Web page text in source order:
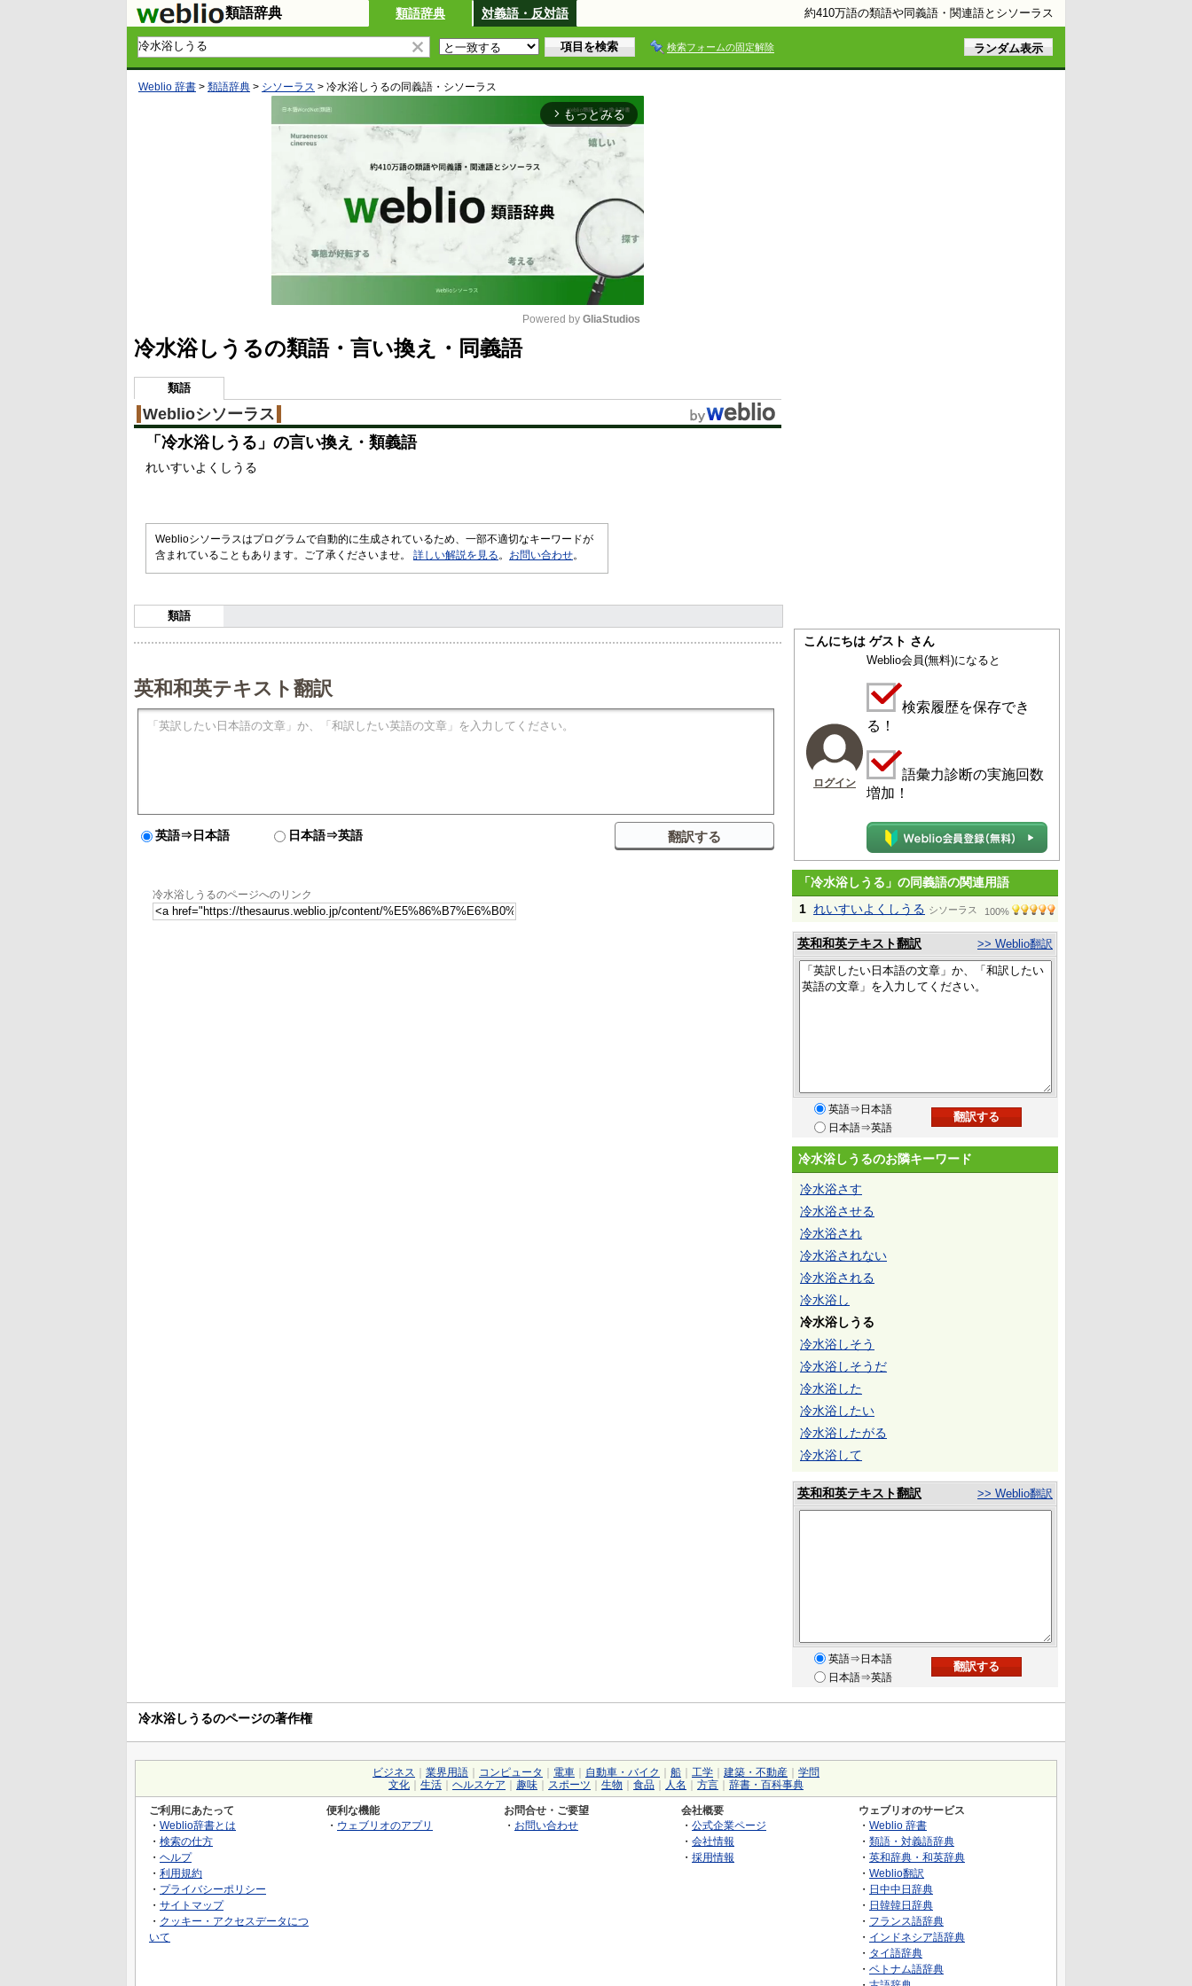
類語辞典 類語辞典 対義語・反対語 約410万語の類語や同義語・関連語とシソーラス
検索フォームの固定解除
Weblio 辞書 > 類語辞典 > シソーラス > 冷水浴しうるの同義語・シソーラス
arrow_forward_ios もっとみる
Powered by GliaStudios
冷水浴しうるの類語・言い換え・同義語
類語
Weblioシソーラス
「 冷水浴しうる 」の言い換え・類義語
れいすいよくしうる
Weblioシソーラスはプログラムで自動的に生成されているため、一部不適切なキーワードが
含まれていることもあります。ご了承くださいませ。 詳しい解説を見る 。 お問い合わせ。
類語
英和和英テキスト翻訳
英語⇒日本語 日本語⇒英語
冷水浴しうるのページへのリンク
こんにちは ゲスト さん
ログイン
Weblio会員(無料)になると
検索履歴を保存でき
る！
語彙力診断の実施回数
増加！
「冷水浴しうる」の同義語の関連用語
1 れいすいよくしうる シソーラス 100%
英和和英テキスト翻訳 >> Weblio翻訳
英語⇒日本語
日本語⇒英語
冷水浴しうるのお隣キーワード
冷水浴さす
冷水浴させる
冷水浴され
冷水浴されない
冷水浴される
冷水浴し
冷水浴しうる
冷水浴しそう
冷水浴しそうだ
冷水浴した
冷水浴したい
冷水浴したがる
冷水浴して
英和和英テキスト翻訳 >> Weblio翻訳
英語⇒日本語
日本語⇒英語
冷水浴しうるのページの著作権
ビジネス 業界用語 コンピュータ 電車 自動車・バイク 船 工学 建築・不動産
学問
文化
生活 ヘルスケア 趣味 スポーツ 生物 食品 人名 方言 辞書・百科事典
ご利用にあたって
・ Weblio辞書とは
・ 検索の仕方
・ ヘルプ
・ 利用規約
・ プライバシーポリシー
・ サイトマップ
・ クッキー・アクセスデータにつ
いて
便利な機能
・ ウェブリオのアプリ
お問合せ・ご要望
・ お問い合わせ
会社概要
・ 公式企業ページ
・ 会社情報
・ 採用情報
ウェブリオのサービス
・ Weblio 辞書
・ 類語・対義語辞典
・ 英和辞典・和英辞典
・ Weblio翻訳
・ 日中中日辞典
・ 日韓韓日辞典
・ フランス語辞典
・ インドネシア語辞典
・ タイ語辞典
・ ベトナム語辞典